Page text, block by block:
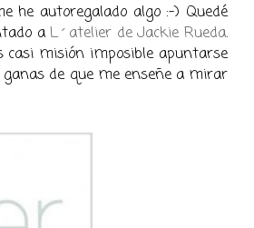
he autoregalado algo :-) Quedé
aL´atelier de Jackie Rueda.
casi misión imposible apuntarse
de que me enseñe a mirar